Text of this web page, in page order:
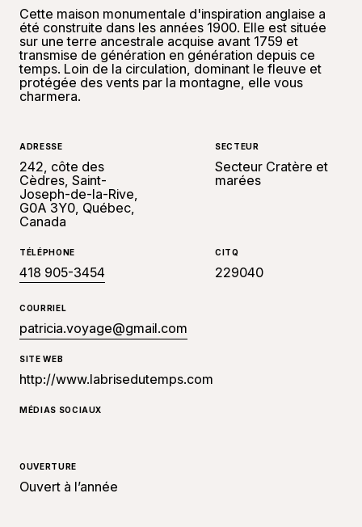
Cette maison monumentale d'inspiration anglaise a
été construite dans les années 1900. Elle est située
sur une terre ancestrale acquise avant 1759 et
transmise de génération en génération depuis ce
temps. Loin de la circulation, dominant le fleuve et
protégée des vents par la montagne, elle vous
charmera.
ADRESSE
242, côte des
Cèdres, Saint-
Joseph-de-la-Rive,
G0A 3Y0, Québec,
Canada
SECTEUR
Secteur Cratère et
marées
TÉLÉPHONE
418 905-3454
CITQ
229040
COURRIEL
patricia.voyage@gmail.com
SITE WEB
http://www.labrisedutemps.com
MÉDIAS SOCIAUX
OUVERTURE
Ouvert à l’année